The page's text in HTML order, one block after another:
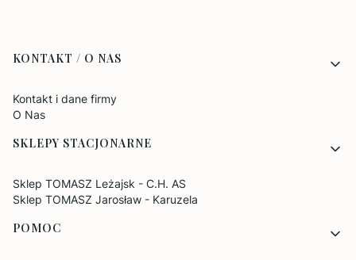
Linki w stopce
KONTAKT / O NAS
Kontakt i dane firmy
O Nas
SKLEPY STACJONARNE
Sklep TOMASZ Leżajsk - C.H. AS
Sklep TOMASZ Jarosław - Karuzela
POMOC